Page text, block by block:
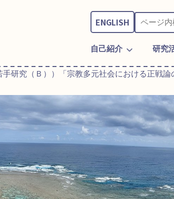
自己紹介 研究
ENGLISH
研究（Ｂ））「宗教多元社会における正戦